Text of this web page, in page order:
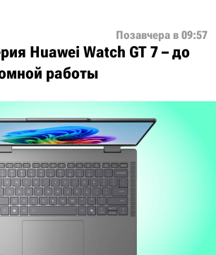
Позавчера в 09:57
Huawei Watch GT 7 – до
работы